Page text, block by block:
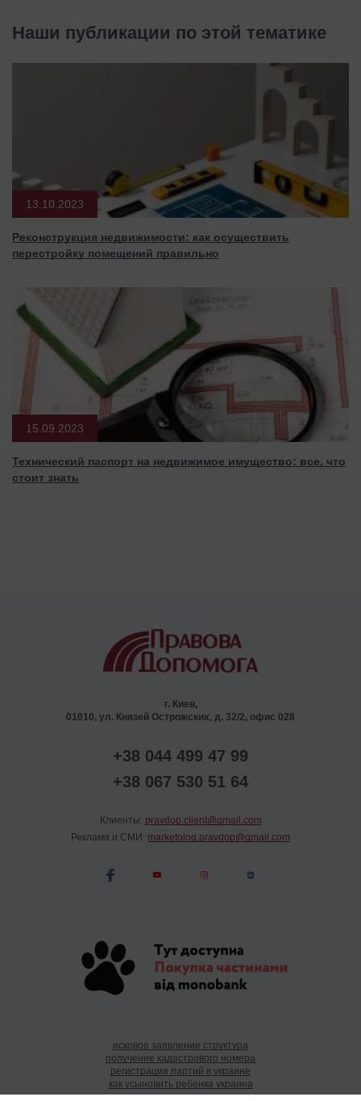
Наши публикации по этой тематике
13.10.2023
Реконструкция недвижимости: как осуществить
перестройку помещений правильно
15.09.2023
Технический паспорт на недвижимое имущество: все, что
стоит знать
г. Киев,
01010, ул. Князей Острожских, д. 32/2, офис 028
+38 044 499 47 99
+38 067 530 51 64
Клиенты: pravdop.client@gmail.com
Реклама и СМИ: marketolog.pravdop@gmail.com
исковое заявление структура
получение кадастрового номера
регистрация партий в украине
как усыновить ребенка украина
помощь в усыновлении в украине